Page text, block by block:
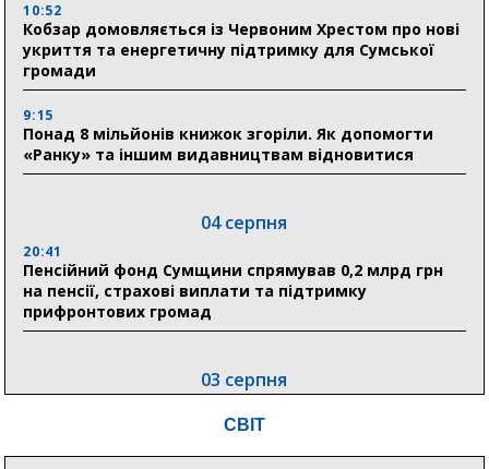
10:52
Кобзар домовляється із Червоним Хрестом про нові
укриття та енергетичну підтримку для Сумської
громади
9:15
Понад 8 мільйонів книжок згоріли. Як допомогти
«Ранку» та іншим видавництвам відновитися
04 серпня
20:41
Пенсійний фонд Сумщини спрямував 0,2 млрд грн
на пенсії, страхові виплати та підтримку
прифронтових громад
03 серпня
Романько розширює програму відпочинку дітей із
СВІТ